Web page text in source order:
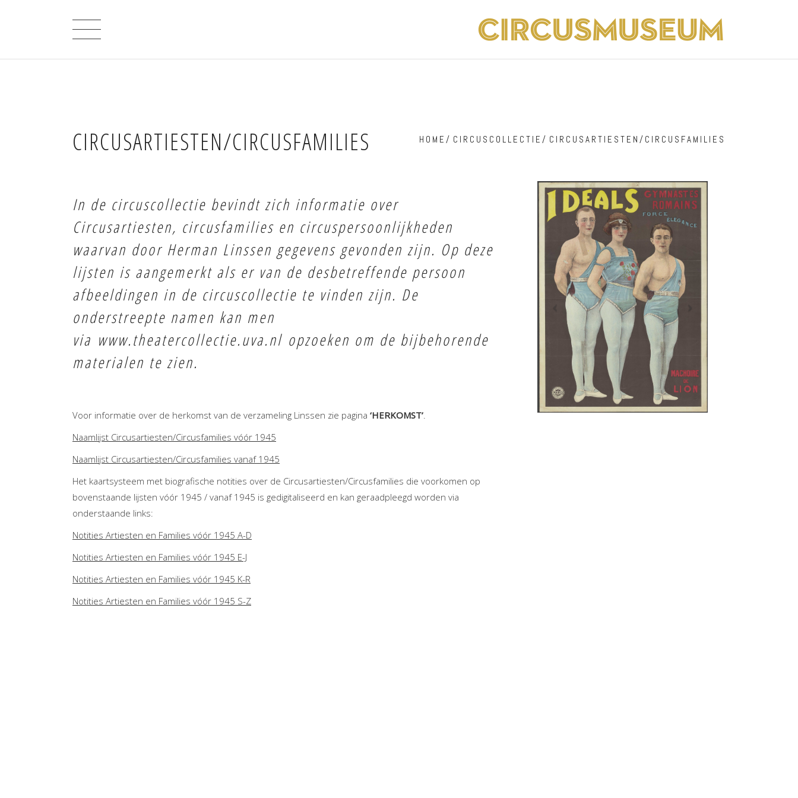
CIRCUSARTIESTEN/CIRCUSFAMILIES HOME / CIRCUSCOLLECTIE / CIRCUSARTIESTEN/CIRCUSFAMILIES
In de circuscollectie bevindt zich informatie over
Circusartiesten, circusfamilies en circuspersoonlijkheden
waarvan door Herman Linssen gegevens gevonden zijn. Op deze
lijsten is aangemerkt als er van de desbetreffende persoon
afbeeldingen in de circuscollectie te vinden zijn. De
onderstreepte namen kan men
via www.theatercollectie.uva.nl opzoeken om de bijbehorende
materialen te zien.
Voor informatie over de herkomst van de verzameling Linssen zie pagina ‘HERKOMST’.
Naamlijst Circusartiesten/Circusfamilies vóór 1945
Naamlijst Circusartiesten/Circusfamilies vanaf 1945
Het kaartsysteem met biografische notities over de Circusartiesten/Circusfamilies die voorkomen op
bovenstaande lijsten vóór 1945 / vanaf 1945 is gedigitaliseerd en kan geraadpleegd worden via
onderstaande links:
Notities Artiesten en Families vóór 1945 A-D
Notities Artiesten en Families vóór 1945 E-J
Notities Artiesten en Families vóór 1945 K-R
Notities Artiesten en Families vóór 1945 S-Z